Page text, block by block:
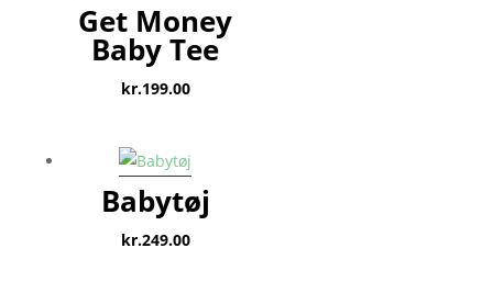
Get Money
Baby Tee
kr.199.00
Babytøj
kr.249.00